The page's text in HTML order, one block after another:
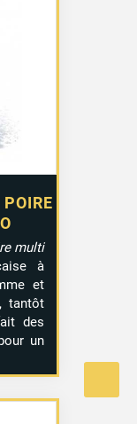
multi
à
et
tantôt
des
un